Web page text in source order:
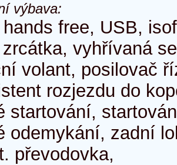
výbava:
hands free, USB,
vyhřívaná
volant, posilovač
rozjezdu do
startování,
odemykání, zadní
převodovka,